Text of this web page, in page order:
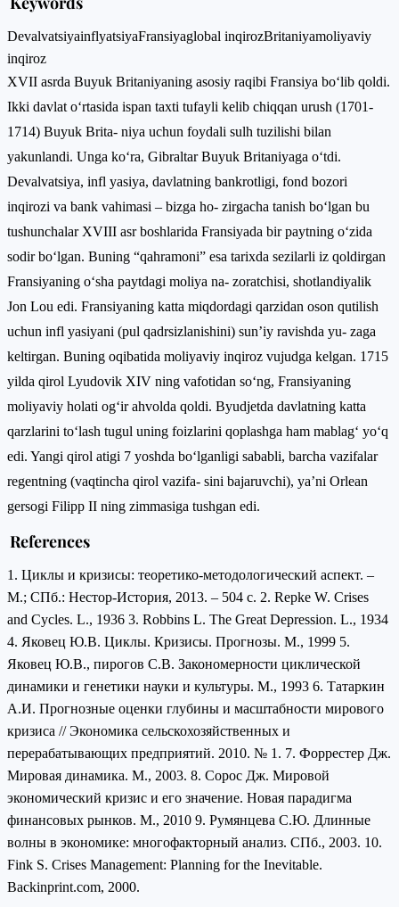
DevalvatsiyainflyatsiyaFransiyaglobal inqirozBritaniyamoliyaviy
inqiroz
XVII asrda Buyuk Britaniyaning asosiy raqibi Fransiya bo‘lib qoldi.
Ikki davlat o‘rtasida ispan taxti tufayli kelib chiqqan urush (1701-
1714) Buyuk Brita- niya uchun foydali sulh tuzilishi bilan
yakunlandi. Unga ko‘ra, Gibraltar Buyuk Britaniyaga o‘tdi.
Devalvatsiya, infl yasiya, davlatning bankrotligi, fond bozori
inqirozi va bank vahimasi – bizga ho- zirgacha tanish bo‘lgan bu
tushunchalar XVIII asr boshlarida Fransiyada bir paytning o‘zida
sodir bo‘lgan. Buning “qahramoni” esa tarixda sezilarli iz qoldirgan
Fransiyaning o‘sha paytdagi moliya na- zoratchisi, shotlandiyalik
Jon Lou edi. Fransiyaning katta miqdordagi qarzidan oson qutilish
uchun infl yasiyani (pul qadrsizlanishini) sun’iy ravishda yu- zaga
keltirgan. Buning oqibatida moliyaviy inqiroz vujudga kelgan. 1715
yilda qirol Lyudovik XIV ning vafotidan so‘ng, Fransiyaning
moliyaviy holati og‘ir ahvolda qoldi. Byudjetda davlatning katta
qarzlarini to‘lash tugul uning foizlarini qoplashga ham mablag‘ yo‘q
edi. Yangi qirol atigi 7 yoshda bo‘lganligi sababli, barcha vazifalar
regentning (vaqtincha qirol vazifa- sini bajaruvchi), ya’ni Orlean
gersogi Filipp II ning zimmasiga tushgan edi.
References
1. Циклы и кризисы: теоретико-методологический аспект. –
М.; СПб.: Нестор-История, 2013. – 504 с. 2. Repke W. Crises
and Cycles. L., 1936 3. Robbins L. The Great Depression. L., 1934
4. Яковец Ю.В. Циклы. Кризисы. Прогнозы. М., 1999 5.
Яковец Ю.В., пирогов С.В. Закономерности циклической
динамики и генетики науки и культуры. М., 1993 6. Татаркин
А.И. Прогнозные оценки глубины и масштабности мирового
кризиса // Экономика сельскохозяйственных и
перерабатывающих предприятий. 2010. № 1. 7. Форрестер Дж.
Мировая динамика. М., 2003. 8. Сорос Дж. Мировой
экономический кризис и его значение. Новая парадигма
финансовых рынков. М., 2010 9. Румянцева С.Ю. Длинные
волны в экономике: многофакторный анализ. СПб., 2003. 10.
Fink S. Crises Management: Planning for the Inevitable.
Backinprint.com, 2000.